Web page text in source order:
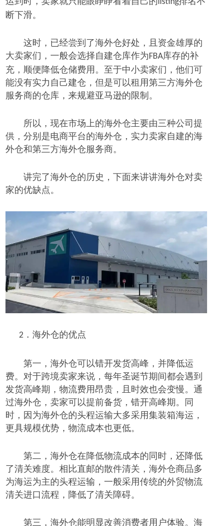
listing
断下滑。
这时，已经尝到了海外仓好处，且资金雄厚的
大卖家们，一般会选择自建仓库作为FBA库存的补
充，顺便降低仓储费用。至于中小卖家们，他们可
能没有实力自己建仓，但是可以租用第三方海外仓
服务商的仓库，来规避亚马逊的限制。
所以，现在市场上的海外仓主要由三种公司提
供，分别是电商平台的海外仓，实力卖家自建的海
外仓和第三方海外仓服务商。
讲完了海外仓的历史，下面来讲讲海外仓对卖
家的优缺点。
2．海外仓的优点
第一，海外仓可以错开发货高峰，并降低运
费。对于跨境卖家来说，每年圣诞节期间都会遇到
发货高峰期，物流费用昂贵，且时效也会变慢。通
过海外仓，卖家可以提前备货，错开高峰期。同
时，因为海外仓的头程运输大多采用集装箱海运，
更具规模优势，物流成本也更低。
第二，海外仓在降低物流成本的同时，还降低
了清关难度。相比直邮的散件清关，海外仓商品多
为海运为主的头程运输，一般采用传统的外贸物流
清关进口流程，降低了清关障碍。
第三，海外仓能明显改善消费者用户体验。海